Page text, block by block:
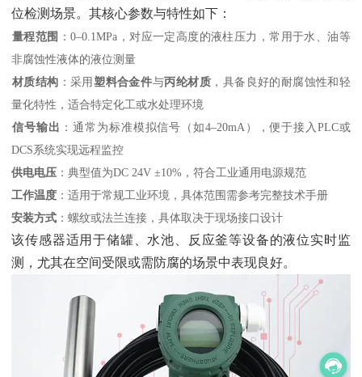
位检测场景。其核心参数与特性如下：
量程范围 ‌：0–0.1MPa，对应一定高度的液柱压力，常用于水、油等
非腐蚀性液体的液位测量
材质结构 ‌：采用‌塑料合金件‌与‌丙纶材质 ‌，具备良好的耐腐蚀性和轻
量化特性，适合特定化工或水处理环境
信号输出 ‌：通常为标准模拟信号（如4–20mA），便于接入PLC或
DCS系统实现远程监控
供电电压 ‌：典型值为DC 24V ±10%，符合工业通用电源规范
工作温度 ‌：适用于常规工业环境，具体范围需参考完整技术手册
安装方式 ‌：螺纹或法兰连接，具体取决于现场接口设计
该传感器适用于储罐、水池、反应釜等设备的液位实时监
测，尤其在空间受限或需防腐的场景中表现良好。